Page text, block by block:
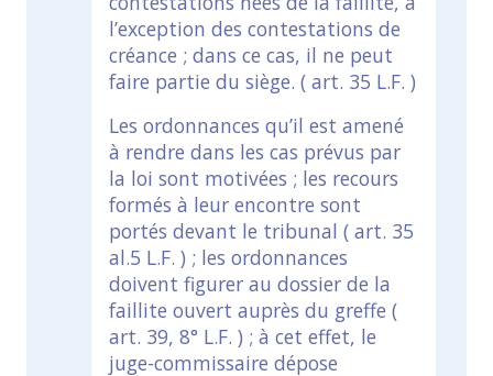
l’exception des contestations de
créance ; dans ce cas, il ne peut
faire partie du siège. ( art. 35 L.F. )
Les ordonnances qu’il est amené
à rendre dans les cas prévus par
la loi sont motivées ; les recours
formés à leur encontre sont
portés devant le tribunal ( art. 35
al.5 L.F. ) ; les ordonnances
doivent figurer au dossier de la
faillite ouvert auprès du greffe (
art. 39, 8° L.F. ) ; à cet effet, le
juge-commissaire dépose